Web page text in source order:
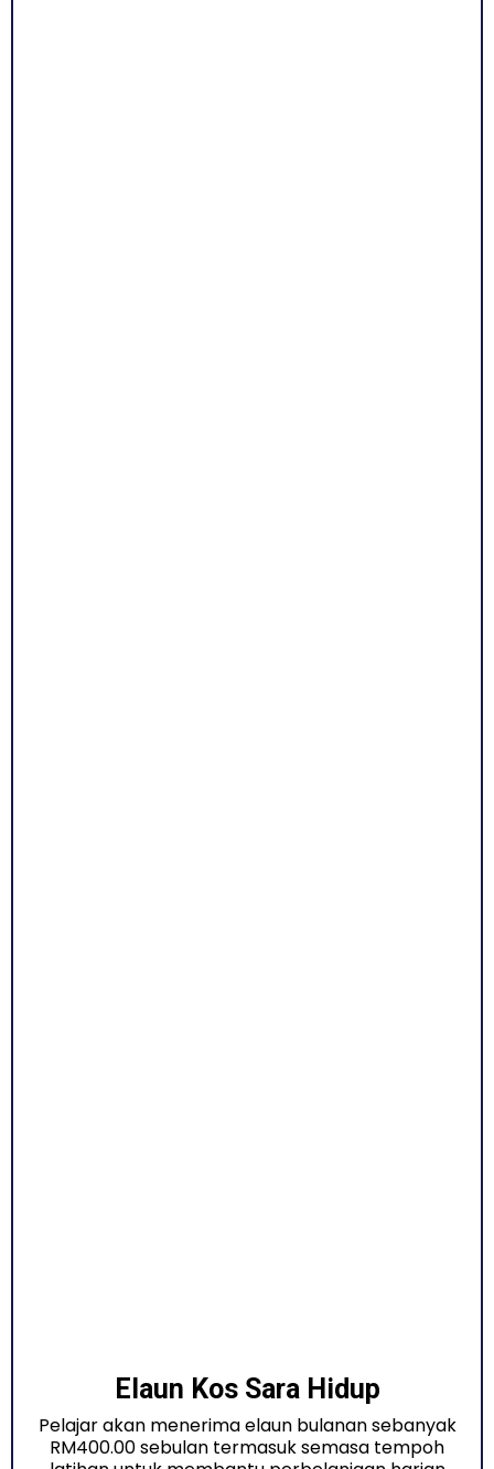
Elaun Kos Sara Hidup
Pelajar akan menerima elaun bulanan sebanyak
RM400.00 sebulan termasuk semasa tempoh